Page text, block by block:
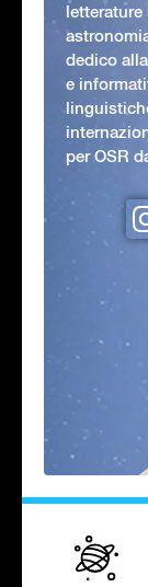
letterature
dedico
e
per OSR